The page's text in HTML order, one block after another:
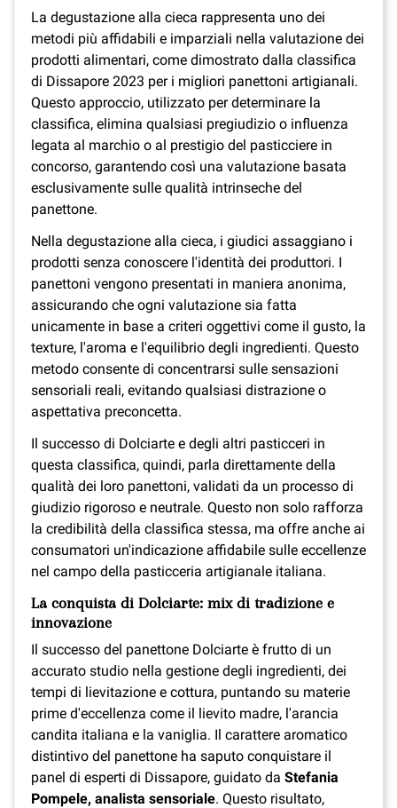
La degustazione alla cieca rappresenta uno dei
metodi più affidabili e imparziali nella valutazione dei
prodotti alimentari, come dimostrato dalla classifica
di Dissapore 2023 per i migliori panettoni artigianali.
Questo approccio, utilizzato per determinare la
classifica, elimina qualsiasi pregiudizio o influenza
legata al marchio o al prestigio del pasticciere in
concorso, garantendo così una valutazione basata
esclusivamente sulle qualità intrinseche del
panettone.
Nella degustazione alla cieca, i giudici assaggiano i
prodotti senza conoscere l'identità dei produttori. I
panettoni vengono presentati in maniera anonima,
assicurando che ogni valutazione sia fatta
unicamente in base a criteri oggettivi come il gusto, la
texture, l'aroma e l'equilibrio degli ingredienti. Questo
metodo consente di concentrarsi sulle sensazioni
sensoriali reali, evitando qualsiasi distrazione o
aspettativa preconcetta.
Il successo di Dolciarte e degli altri pasticceri in
questa classifica, quindi, parla direttamente della
qualità dei loro panettoni, validati da un processo di
giudizio rigoroso e neutrale. Questo non solo rafforza
la credibilità della classifica stessa, ma offre anche ai
consumatori un'indicazione affidabile sulle eccellenze
nel campo della pasticceria artigianale italiana.
La conquista di Dolciarte: mix di tradizione e
innovazione
Il successo del panettone Dolciarte è frutto di un
accurato studio nella gestione degli ingredienti, dei
tempi di lievitazione e cottura, puntando su materie
prime d'eccellenza come il lievito madre, l'arancia
candita italiana e la vaniglia. Il carattere aromatico
distintivo del panettone ha saputo conquistare il
panel di esperti di Dissapore, guidato da Stefania
Pompele, analista sensoriale. Questo risultato,